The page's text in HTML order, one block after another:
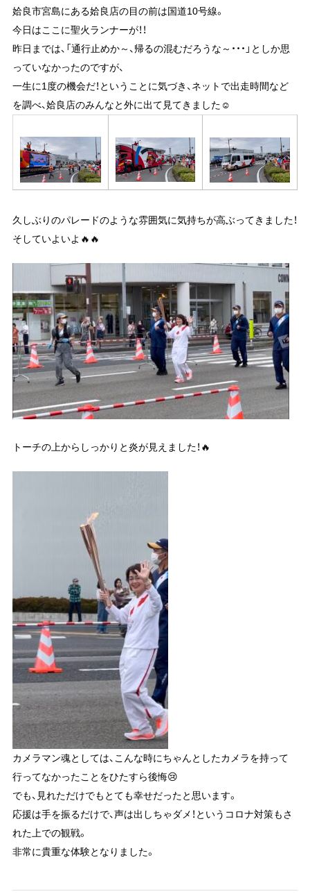
姶良市宮島にある姶良店の目の前は国道10号線。
今日はここに聖火ランナーが！！
昨日までは、「通行止めか～、帰るの混むだろうな～・・・」としか思
っていなかったのですが、
一生に1度の機会だ！ということに気づき、ネットで出走時間など
を調べ、姶良店のみんなと外に出て見てきました☺
久しぶりのパレードのような雰囲気に気持ちが高ぶってきました！
そしていよいよ🔥🔥
トーチの上からしっかりと炎が見えました！🔥
カメラマン魂としては、こんな時にちゃんとしたカメラを持って
行ってなかったことをひたすら後悔😢
でも、見れただけでもとても幸せだったと思います。
応援は手を振るだけで、声は出しちゃダメ！というコロナ対策もさ
れた上での観戦。
非常に貴重な体験となりました。